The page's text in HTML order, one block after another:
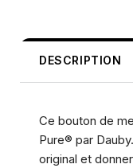
DESCRIPTION
Ce bouton de
Pure® par
original et